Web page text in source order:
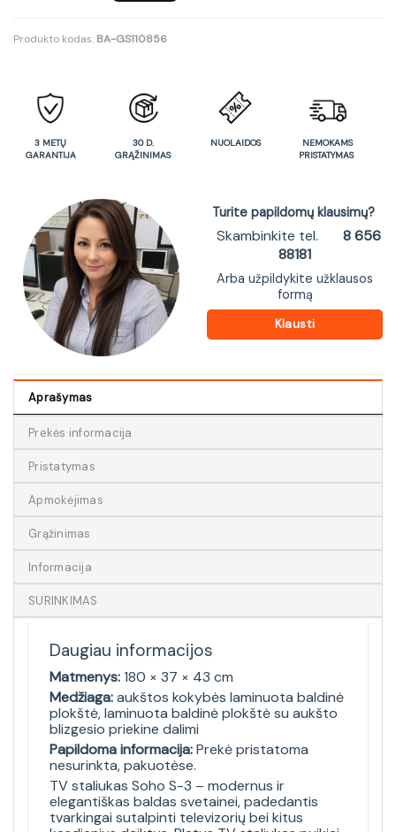
Produkto kodas: BA-GS110856
3 METŲ
GARANTIJA
30 D.
GRĄŽINIMAS
NUOLAIDOS
NEMOKAMS
PRISTATYMAS
Turite papildomų klausimų?
Skambinkite tel.
8 656
88181
Arba užpildykite užklausos
formą
Klausti
Aprašymas
Prekės informacija
Pristatymas
Apmokėjimas
Grąžinimas
Informacija
SURINKIMAS
Daugiau informacijos
Matmenys:180 × 37 × 43 cm
Medžiaga:aukštos kokybės laminuota baldinė
plokštė, laminuota baldinė plokštė su aukšto
blizgesio priekine dalimi
Papildoma informacija:Prekė pristatoma
nesurinkta, pakuotėse.
TV staliukas Soho S-3 – modernus ir
elegantiškas baldas svetainei, padedantis
tvarkingai sutalpinti televizorių bei kitus